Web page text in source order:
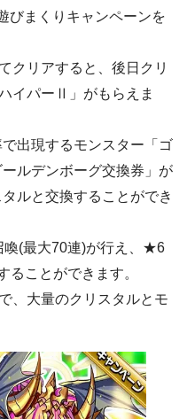
びまくりキャンペーンを
クリアすると、後日クリ
イパーⅡ」がもらえま
出現するモンスター「ゴ
ルデンボーグ交換券」が
ルと交換することができ
喚(最大70連)が行え、★6
ることができます。
、大量のクリスタルとモ